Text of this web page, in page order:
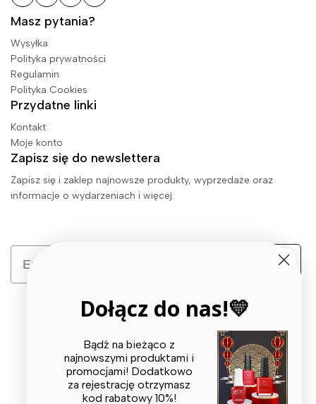
Masz pytania?
Wysyłka
Polityka prywatności
Regulamin
Polityka Cookies
Przydatne linki
Kontakt
Moje konto
Zapisz się do newslettera
Zapisz się i zaklep najnowsze produkty, wyprzedaże oraz
informacje o wydarzeniach i więcej.
Email
Zapisz się
© 2026 X BEAUTY GROUP. All Rights Reserved
Dołącz do nas!💛
Bądź na bieżąco z
najnowszymi produktami i
promocjami! Dodatkowo
za rejestrację otrzymasz
kod rabatowy 10%!